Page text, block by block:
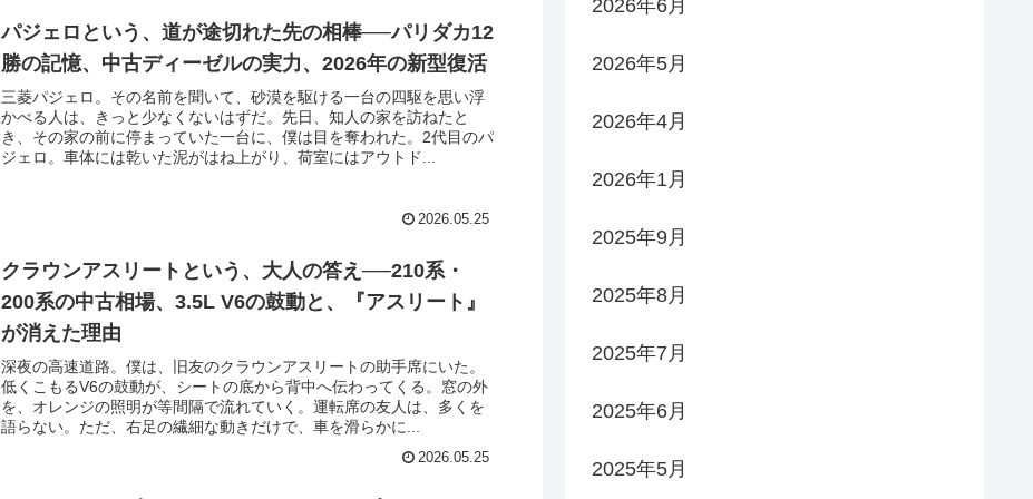
パジェロという、道が途切れた先の相棒──パリダカ12
勝の記憶、中古ディーゼルの実力、2026年の新型復活
三菱パジェロ。その名前を聞いて、砂漠を駆ける一台の四駆を思い浮
かべる人は、きっと少なくないはずだ。先日、知人の家を訪ねたと
き、その家の前に停まっていた一台に、僕は目を奪われた。2代目のパ
ジェロ。車体には乾いた泥がはね上がり、荷室にはアウトド...
2026.05.25
クラウンアスリートという、大人の答え──210系・
200系の中古相場、3.5L V6の鼓動と、『アスリート』
が消えた理由
深夜の高速道路。僕は、旧友のクラウンアスリートの助手席にいた。
低くこもるV6の鼓動が、シートの底から背中へ伝わってくる。窓の外
を、オレンジの照明が等間隔で流れていく。運転席の友人は、多くを
語らない。ただ、右足の繊細な動きだけで、車を滑らかに...
2026.05.25
2026年6月
2026年5月
2026年4月
2026年1月
2025年9月
2025年8月
2025年7月
2025年6月
2025年5月